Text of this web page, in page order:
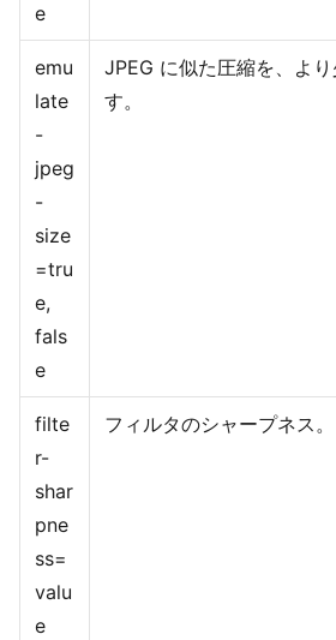
e
emu
late
-
jpeg
-
size
=tru
e,
fals
e
JPEG に似た圧縮を、よ
す。
filte
r-
shar
pne
ss=
valu
e
フィルタのシャープネス。